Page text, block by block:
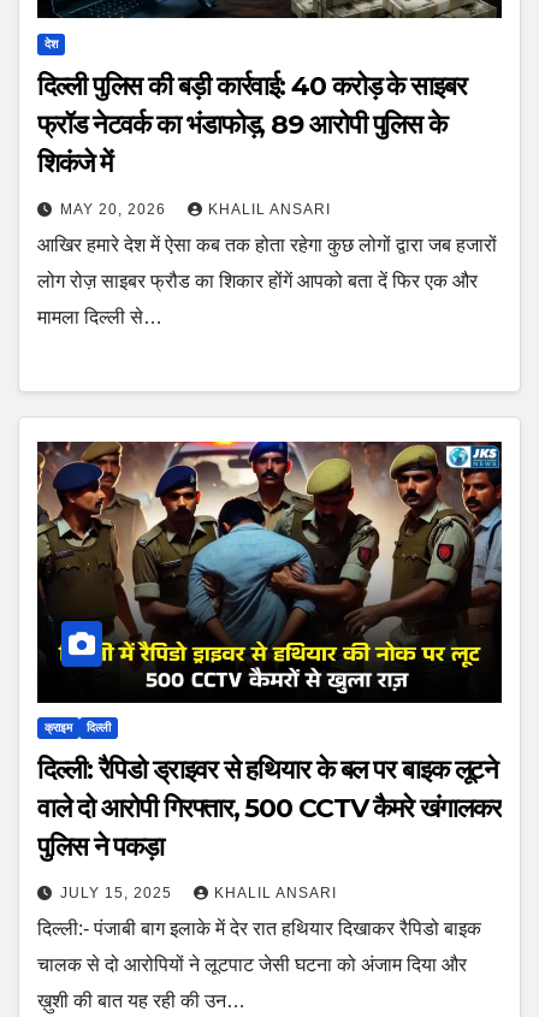
देश
दिल्ली पुलिस की बड़ी कार्रवाई: 40 करोड़ के साइबर
फ्रॉड नेटवर्क का भंडाफोड़, 89 आरोपी पुलिस के
शिकंजे में
MAY 20, 2026 KHALIL ANSARI
आखिर हमारे देश में ऐसा कब तक होता रहेगा कुछ लोगों द्वारा जब हजारों
लोग रोज़ साइबर फ्रौड का शिकार होंगें आपको बता दें फिर एक और
मामला दिल्ली से…
क्राइम दिल्ली
दिल्ली: रैपिडो ड्राइवर से हथियार के बल पर बाइक लूटने
वाले दो आरोपी गिरफ्तार, 500 CCTV कैमरे खंगालकर
पुलिस ने पकड़ा
JULY 15, 2025 KHALIL ANSARI
दिल्ली:- पंजाबी बाग इलाके में देर रात हथियार दिखाकर रैपिडो बाइक
चालक से दो आरोपियों ने लूटपाट जेसी घटना को अंजाम दिया और
ख़ुशी की बात यह रही की उन…